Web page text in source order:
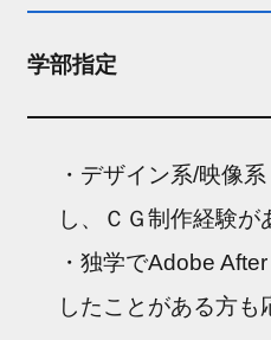
学部指定
・デザイン系/映像
し、ＣＧ制作経験が
・独学でAdobe
したことがある方も